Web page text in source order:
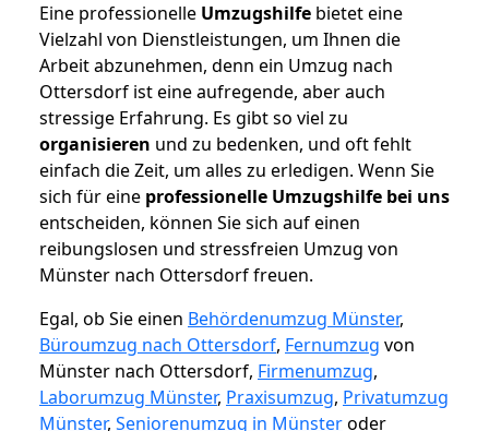
Eine professionelle Umzugshilfe bietet eine
Vielzahl von Dienstleistungen, um Ihnen die
Arbeit abzunehmen, denn ein Umzug nach
Ottersdorf ist eine aufregende, aber auch
stressige Erfahrung. Es gibt so viel zu
organisieren und zu bedenken, und oft fehlt
einfach die Zeit, um alles zu erledigen. Wenn Sie
sich für eine professionelle Umzugshilfe bei uns
entscheiden, können Sie sich auf einen
reibungslosen und stressfreien Umzug von
Münster nach Ottersdorf freuen.
Egal, ob Sie einen Behördenumzug Münster,
Büroumzug nach Ottersdorf, Fernumzug von
Münster nach Ottersdorf, Firmenumzug,
Laborumzug Münster, Praxisumzug, Privatumzug
Münster, Seniorenumzug in Münsteroder